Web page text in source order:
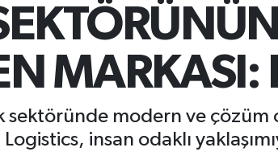
sektöründe modern ve
Logistics, insan odaklı